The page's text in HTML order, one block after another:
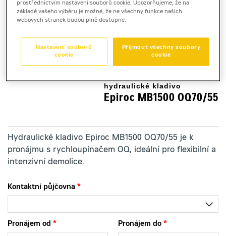
5 760 Kč bez DPH
6 969 Kč s DPH
Kauce
30 000 Kč
hydraulické kladivo
Epiroc MB1500 OQ70/55
Hydraulické kladivo Epiroc MB1500 OQ70/55 je k
pronájmu s rychloupínačem OQ, ideální pro flexibilní a
intenzivní demolice.
Kontaktní půjčovna
Pronájem od Pronájem do
prostřednictvím nastavení souborů cookie. Upozorňujeme, že na
základě vašeho výběru je možné, že ne všechny funkce našich
webových stránek budou plně dostupné.
Přijmout všechny soubory
cookie
Nastavení souborů
cookie